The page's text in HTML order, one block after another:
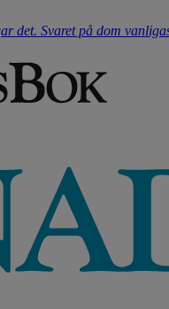
det. Svaret på dom